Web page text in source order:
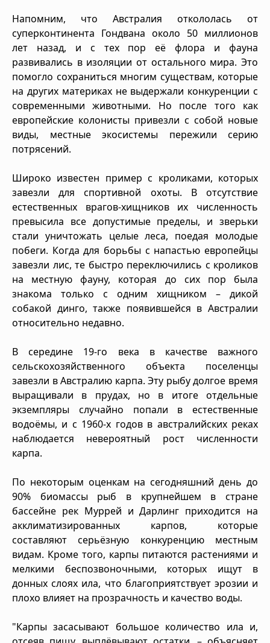
Напомним, что Австралия откололась от
суперконтинента Гондвана около 50 миллионов
лет назад, и с тех пор её флора и фауна
развивались в изоляции от остального мира. Это
помогло сохраниться многим существам, которые
на других материках не выдержали конкуренции с
современными животными. Но после того как
европейские колонисты привезли с собой новые
виды, местные экосистемы пережили серию
потрясений.
Широко известен пример с кроликами, которых
завезли для спортивной охоты. В отсутствие
естественных врагов-хищников их численность
превысила все допустимые пределы, и зверьки
стали уничтожать целые леса, поедая молодые
побеги. Когда для борьбы с напастью европейцы
завезли лис, те быстро переключились с кроликов
на местную фауну, которая до сих пор была
знакома только с одним хищником – дикой
собакой динго, также появившейся в Австралии
относительно недавно.
В середине 19-го века в качестве важного
сельскохозяйственного объекта поселенцы
завезли в Австралию карпа. Эту рыбу долгое время
выращивали в прудах, но в итоге отдельные
экземпляры случайно попали в естественные
водоёмы, и с 1960-х годов в австралийских реках
наблюдается невероятный рост численности
карпа.
По некоторым оценкам на сегодняшний день до
90% биомассы рыб в крупнейшем в стране
бассейне рек Муррей и Дарлинг приходится на
акклиматизированных карпов, которые
составляют серьёзную конкуренцию местным
видам. Кроме того, карпы питаются растениями и
мелкими беспозвоночными, которых ищут в
донных слоях ила, что благоприятствует эрозии и
плохо влияет на прозрачность и качество воды.
"Карпы засасывают большое количество ила и,